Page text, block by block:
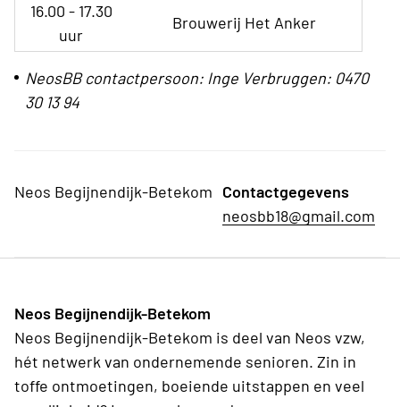
16.00 - 17.30
uur
Brouwerij Het Anker
NeosBB contactpersoon: Inge Verbruggen: 0470
30 13 94
Neos Begijnendijk-Betekom Contactgegevens
neosbb18@gmail.com
Neos Begijnendijk-Betekom
Neos Begijnendijk-Betekom is deel van Neos vzw,
hét netwerk van ondernemende senioren. Zin in
toffe ontmoetingen, boeiende uitstappen en veel